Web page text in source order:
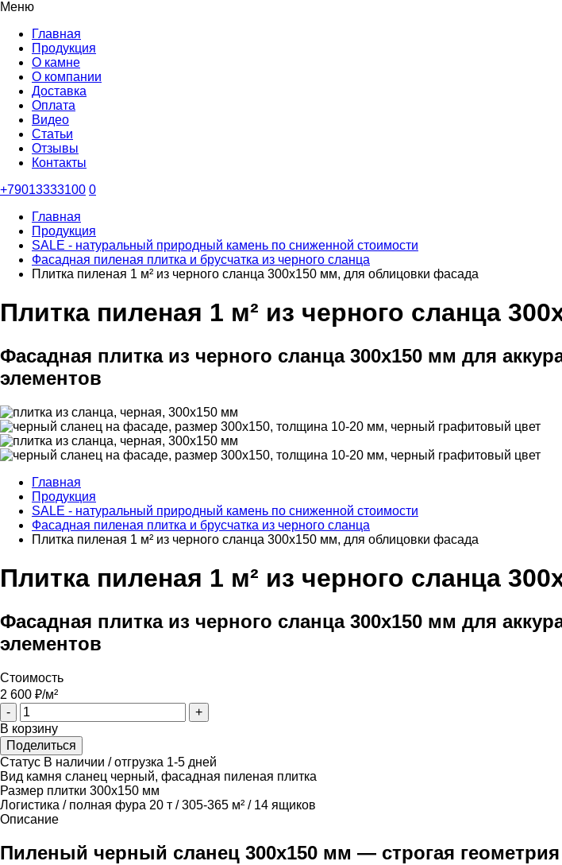
Меню
Главная
Продукция
О камне
О компании
Доставка
Оплата
Видео
Статьи
Отзывы
Контакты
+79013333100 0
Главная
Продукция
SALE - натуральный природный камень по сниженной стоимости
Фасадная пиленая плитка и брусчатка из черного сланца
Плитка пиленая 1 м² из черного сланца 300х150 мм, для облицовки фасада
Плитка пиленая 1 м² из черного сланца
Фасадная плитка из черного сланца 300x150 мм для
элементов
Главная
Продукция
SALE - натуральный природный камень по сниженной стоимости
Фасадная пиленая плитка и брусчатка из черного сланца
Плитка пиленая 1 м² из черного сланца 300х150 мм, для облицовки фасада
Плитка пиленая 1 м² из черного сланца
Фасадная плитка из черного сланца 300x150 мм для
элементов
Стоимость
2 600 ₽/м²
-
+
В корзину
Поделиться
Статус В наличии / отгрузка 1-5 дней
Вид камня сланец черный, фасадная пиленая плитка
Размер плитки 300х150 мм
Логистика / полная фура 20 т / 305-365 м² / 14 ящиков
Описание
Пиленый черный сланец 300х150 мм — строгая